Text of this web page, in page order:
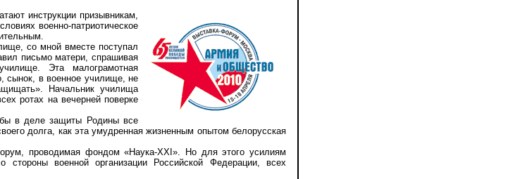
инструкции призывникам,
военно-патриотическое
со мной вместе поступал
письмо матери, спрашивая
Эта малограмотная
сынок, в военное училище, не
Начальник училища
ротах на вечерней поверке
в деле защиты Родины все
долга, как эта умудренная жизненным опытом белорусская
проводимая фондом «Наука-XXI». Но для этого усилиям
военной организации Российской Федерации, всех